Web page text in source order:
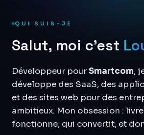
QUI SUIS-JE
Salut, moi c'est
Développeur pourSmartcom,
développe des SaaS, des
et des sites web pour des
ambitieux. Mon obsession :
fonctionne, qui convertit, et